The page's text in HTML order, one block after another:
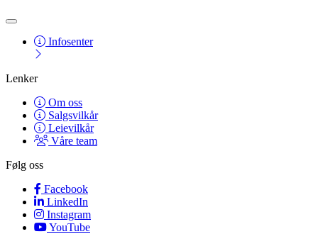
Infosenter
Lenker
Om oss
Salgsvilkår
Leievilkår
Våre team
Følg oss
Facebook
LinkedIn
Instagram
YouTube